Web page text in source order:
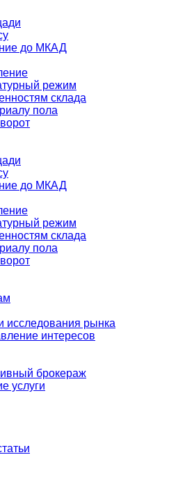
до МКАД
режим
склада
пола
до МКАД
режим
склада
пола
исследования рынка
интересов
брокераж
услуги